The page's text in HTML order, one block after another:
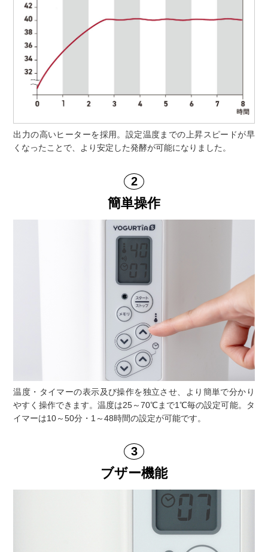
出力の高いヒーターを採用。設定温度までの上昇スピードが早
くなったことで、より安定した発酵が可能になりました。
簡単操作
温度・タイマーの表示及び操作を独立させ、より簡単で分かり
やすく操作できます。温度は25～70℃まで1℃毎の設定可能。タ
イマーは10～50分・1～48時間の設定が可能です。
ブザー機能